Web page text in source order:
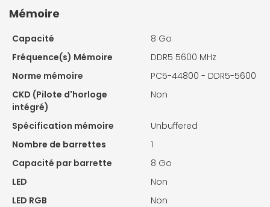
Mémoire
Capacité
8 Go
Fréquence(s) Mémoire
DDR5 5600 MHz
Norme mémoire
PC5-44800 - DDR5-5600
CKD (Pilote d'horloge
intégré)
Non
Spécification mémoire
Unbuffered
Nombre de barrettes
1
Capacité par barrette
8 Go
LED
Non
LED RGB
Non